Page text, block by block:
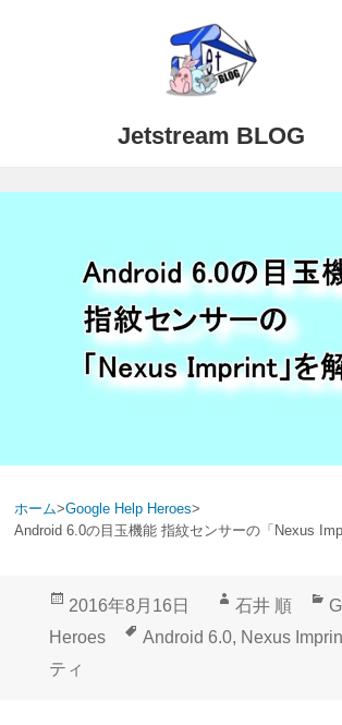
Jetstream BLOG
ホーム>Google Help Heroes>
Android 6.0の目玉機能 指紋センサーの「Nexus
投
稿
日:
2016年8月16日
作
成
石井 順
Heroes
タ
Android 6.0, Nexus
ティ